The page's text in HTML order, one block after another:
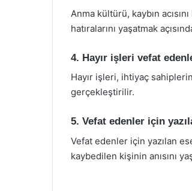
Anma kültürü, kaybın
hatıralarını yaşatmak
4. Hayır işleri vefat
Hayır işleri, ihtiyaç
gerçekleştirilir.
5. Vefat edenler için
Vefat edenler için yazılan
kaybedilen kişinin anısını